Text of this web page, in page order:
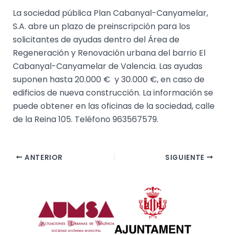
La sociedad pública Plan Cabanyal-Canyamelar,
S.A. abre un plazo de preinscripción para los
solicitantes de ayudas dentro del Área de
Regeneración y Renovación urbana del barrio El
Cabanyal-Canyamelar de Valencia. Las ayudas
suponen hasta 20.000 € y 30.000 €, en caso de
edificios de nueva construcción. La información se
puede obtener en las oficinas de la sociedad, calle
de la Reina 105. Teléfono 963567579.
ANTERIOR SIGUIENTE